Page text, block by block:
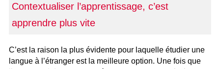
Contextualiser l’apprentissage, c’est
apprendre plus vite
C’est la raison la plus évidente pour laquelle étudier une
langue à l’étranger est la meilleure option. Une fois que